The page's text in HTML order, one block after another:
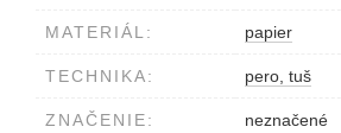
MATERIÁL: papier
TECHNIKA: pero, tuš
ZNAČENIE: neznačené